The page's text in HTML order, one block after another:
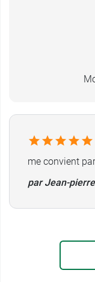
est
des produits
qualité.
citron au
Modèle: souple
Coloris selon
me convient
par Jean-pierre